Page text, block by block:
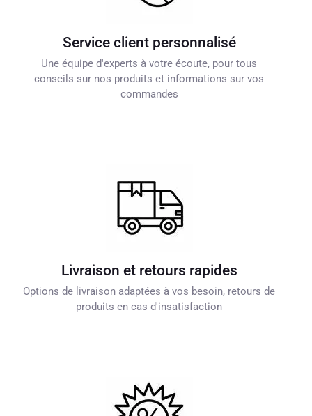
Service client personnalisé
Une équipe d'experts à votre écoute, pour tous
conseils sur nos produits et informations sur vos
commandes
Livraison et retours rapides
Options de livraison adaptées à vos besoin, retours de
produits en cas d'insatisfaction